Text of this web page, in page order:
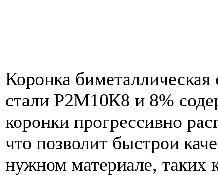
Коронка
стали Р2М10К8 и 8%
коронки прогрессивно
что позволит быстрои
нужном материале, таких